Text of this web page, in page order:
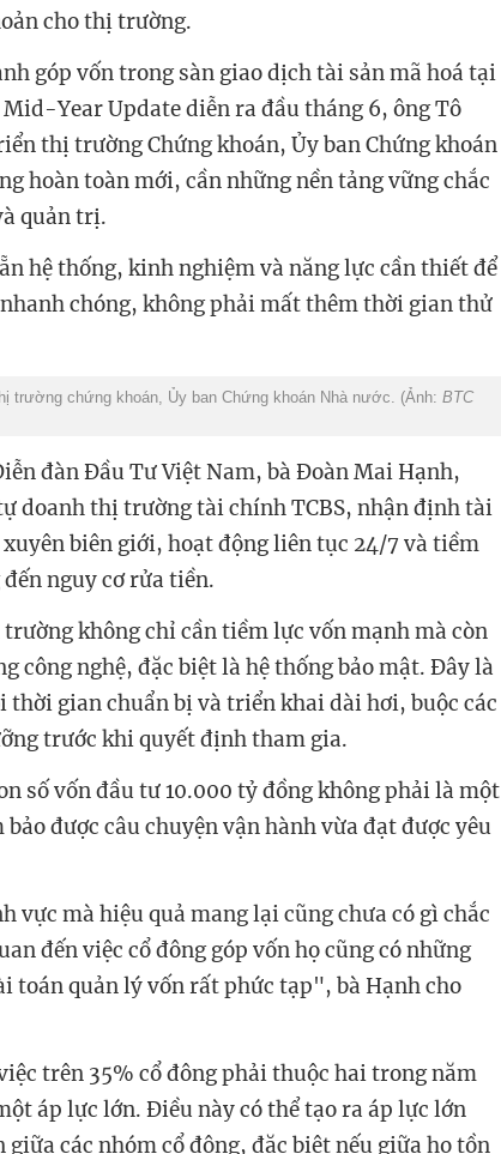
cho thị trường.
góp vốn trong sàn giao dịch tài sản mã hoá tại
Year Update diễn ra đầu tháng 6, ông Tô
thị trường Chứng khoán, Ủy ban Chứng khoán
hoàn toàn mới, cần những nền tảng vững chắc
quản trị.
hệ thống, kinh nghiệm và năng lực cần thiết để
chóng, không phải mất thêm thời gian thử
trường chứng khoán, Ủy ban Chứng khoán Nhà nước. (Ảnh: BTC
đàn Đầu Tư Việt Nam, bà Đoàn Mai Hạnh,
doanh thị trường tài chính TCBS, nhận định tài
biên giới, hoạt động liên tục 24/7 và tiềm
nguy cơ rửa tiền.
không chỉ cần tiềm lực vốn mạnh mà còn
công nghệ, đặc biệt là hệ thống bảo mật. Đây là
thời gian chuẩn bị và triển khai dài hơi, buộc các
trước khi quyết định tham gia.
số vốn đầu tư 10.000 tỷ đồng không phải là một
được câu chuyện vận hành vừa đạt được yêu
vực mà hiệu quả mang lại cũng chưa có gì chắc
đến việc cổ đông góp vốn họ cũng có những
toán quản lý vốn rất phức tạp", bà Hạnh cho
trên 35% cổ đông phải thuộc hai trong năm
áp lực lớn. Điều này có thể tạo ra áp lực lớn
các nhóm cổ đông, đặc biệt nếu giữa họ tồn